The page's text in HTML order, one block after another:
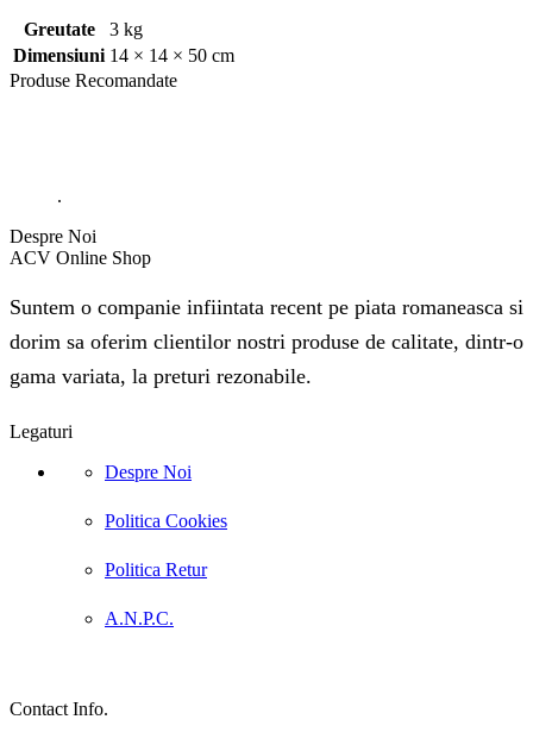
Greutate
3 kg
Dimensiuni 14 × 14 × 50 cm
Produse Recomandate
.
Despre Noi
ACV Online Shop
Suntem o companie infiintata recent pe piata romaneasca si
dorim sa oferim clientilor nostri produse de calitate, dintr-o
gama variata, la preturi rezonabile.
Legaturi
Despre Noi
Politica Cookies
Politica Retur
A.N.P.C.
Contact Info.